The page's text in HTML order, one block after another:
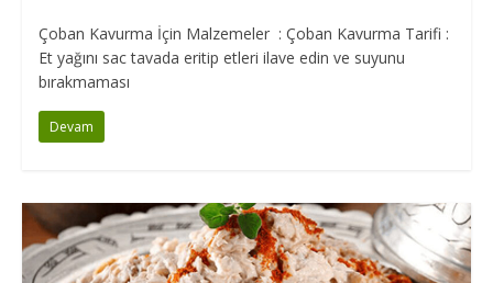
Çoban Kavurma İçin Malzemeler : Çoban Kavurma Tarifi :
Et yağını sac tavada eritip etleri ilave edin ve suyunu
bırakmaması
Devam